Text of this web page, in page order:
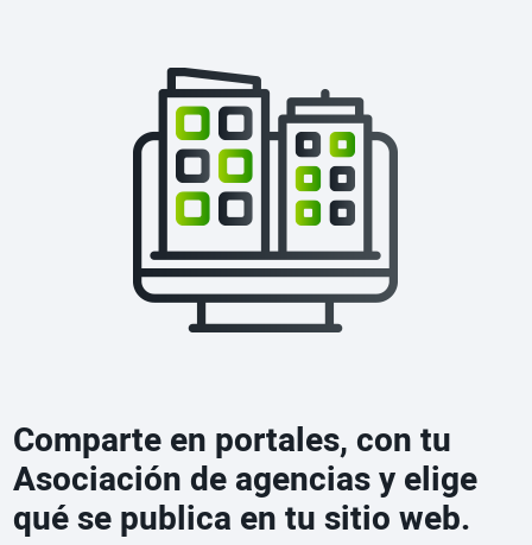
Comparte en portales, con tu
Asociación de agencias y elige
qué se publica en tu sitio web.